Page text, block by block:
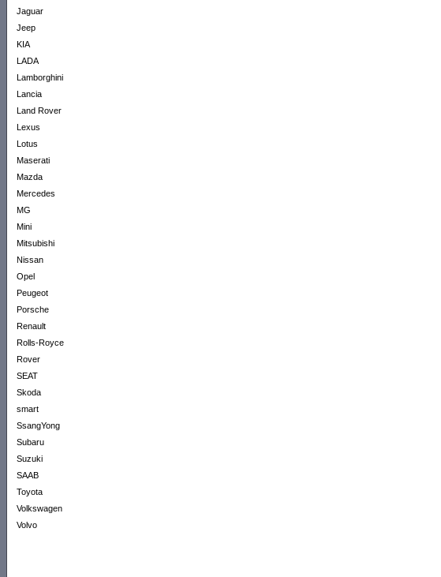
Jaguar
Jeep
KIA
LADA
Lamborghini
Lancia
Land Rover
Lexus
Lotus
Maserati
Mazda
Mercedes
MG
Mini
Mitsubishi
Nissan
Opel
Peugeot
Porsche
Renault
Rolls-Royce
Rover
SEAT
Skoda
smart
SsangYong
Subaru
Suzuki
SAAB
Toyota
Volkswagen
Volvo